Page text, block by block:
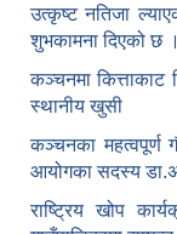
उत्कृष्ट नतिजा
शुभकामना दिएको छ ।
कञ्चनमा कित्ताकाट
स्थानीय खुसी
कञ्चनका महत्वपूर्ण
आयोगका सदस्य
राष्ट्रिय खोप